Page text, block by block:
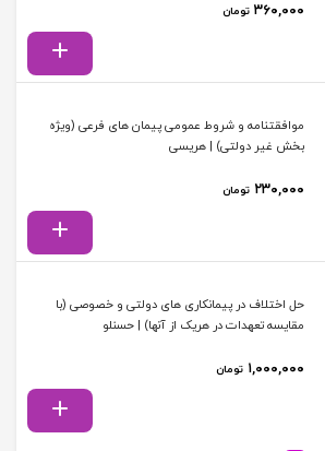
۳۶۰,۰۰۰ تومان
موافقتنامه و شروط عمومی پیمان های فرعی (ویژه
بخش غیر دولتی) | هریسی
۲۳۰,۰۰۰ تومان
حل اختلاف در پیمانکاری های دولتی و خصوصی (با
مقایسه تعهدات در هریک از آنها) | حسنلو
۱,۰۰۰,۰۰۰ تومان